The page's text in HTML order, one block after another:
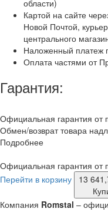
области)
Картой на сайте
Новой Почтой,
центрального
Наложенный платеж
Оплата частями от
Гарантия:
Официальная гарантия от
Обмен/возврат товара
Подробнее
Официальная гарантия от
Перейти в корзину
13
Компания Romstal –